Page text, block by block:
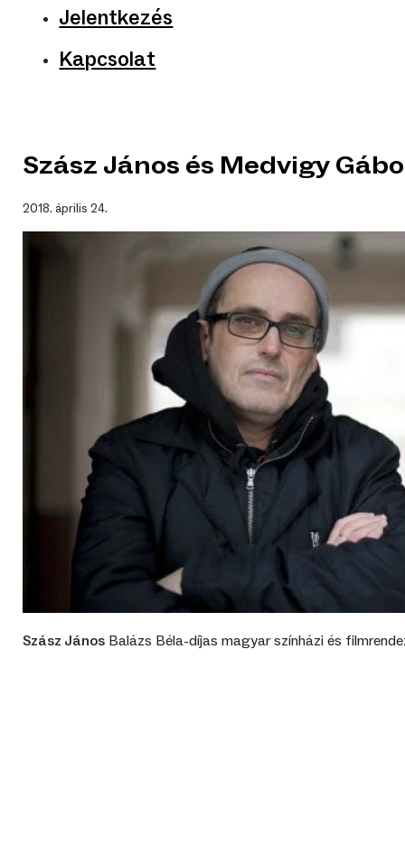
Jelentkezés
Kapcsolat
Szász János és Medvigy
2018. április 24.
Szász János Balázs Béla-díjas magyar színházi és